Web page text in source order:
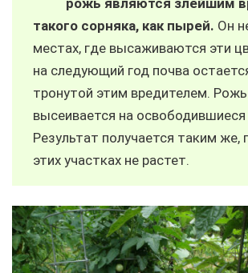
рожь являются злейшим
такого сорняка, как пырей. Он
местах, где высаживаются эти
на следующий год почва
тронутой этим вредителем. Рожь
высеивается на освободившиеся
Результат получается таким же,
этих участках не растет.